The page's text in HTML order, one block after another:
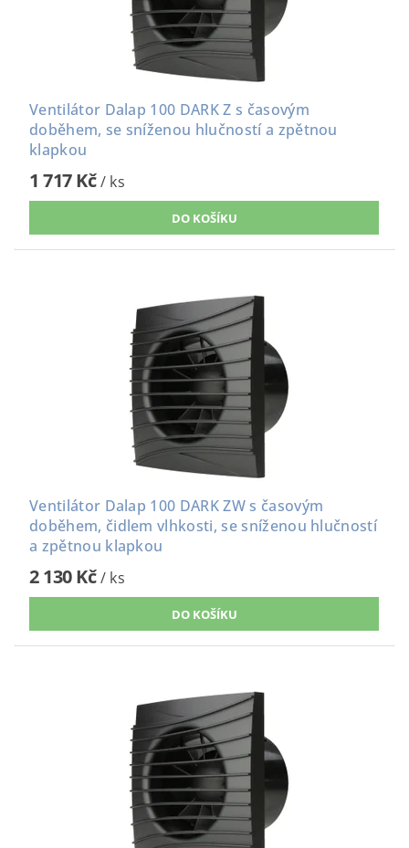
Ventilátor Dalap 100 DARK Z s časovým
doběhem, se sníženou hlučností a zpětnou
klapkou
1 717 Kč/ ks
Ventilátor Dalap 100 DARK ZW s časovým
doběhem, čidlem vlhkosti, se sníženou hlučností
a zpětnou klapkou
2 130 Kč/ ks